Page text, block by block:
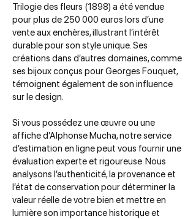
Trilogie des fleurs (1898) a été vendue
pour plus de 250 000 euros lors d’une
vente aux enchères, illustrant l’intérêt
durable pour son style unique. Ses
créations dans d’autres domaines, comme
ses bijoux conçus pour Georges Fouquet,
témoignent également de son influence
sur le design.
Si vous possédez une œuvre ou une
affiche d’Alphonse Mucha, notre service
d’estimation en ligne peut vous fournir une
évaluation experte et rigoureuse. Nous
analysons l’authenticité, la provenance et
l’état de conservation pour déterminer la
valeur réelle de votre bien et mettre en
lumière son importance historique et